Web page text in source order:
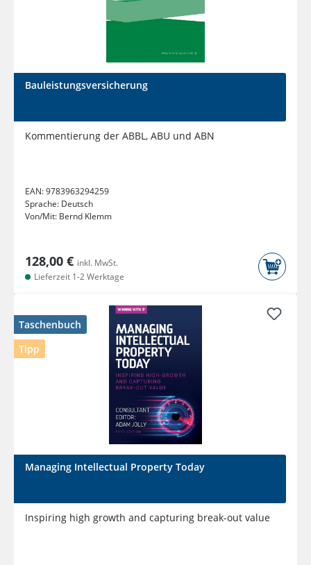
Bauleistungsversicherung
Kommentierung der ABBL, ABU und ABN
EAN:9783963294259
Sprache: Deutsch
Von/Mit: Bernd Klemm
128,00 € inkl. MwSt.
Lieferzeit 1-2 Werktage
Taschenbuch
Tipp
Managing Intellectual Property Today
Inspiring high growth and capturing break-out value